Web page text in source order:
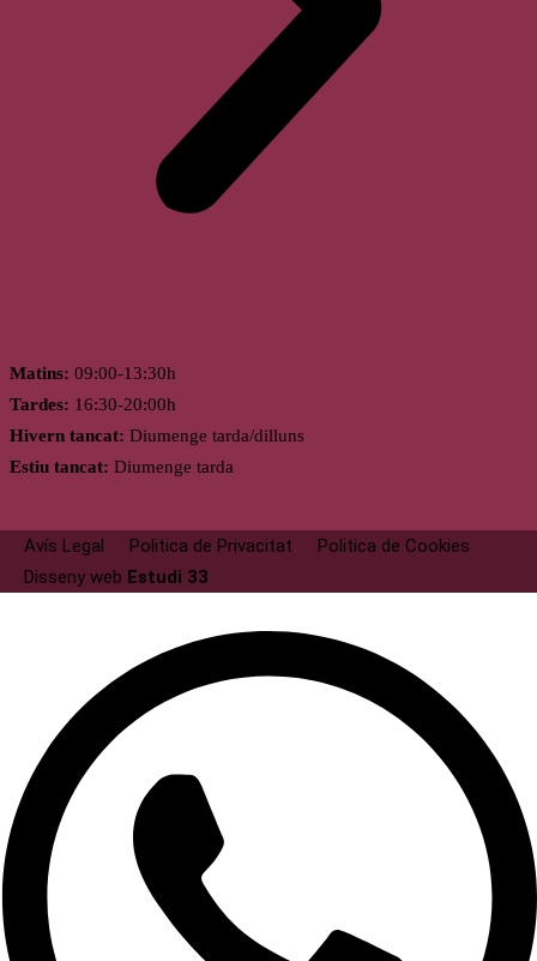
Matins: 09:00-13:30h
Tardes: 16:30-20:00h
Hivern tancat: Diumenge tarda/dilluns
Estiu tancat: Diumenge tarda
Avís Legal Politica de Privacitat
Politica de Cookies
Disseny web Estudi 33